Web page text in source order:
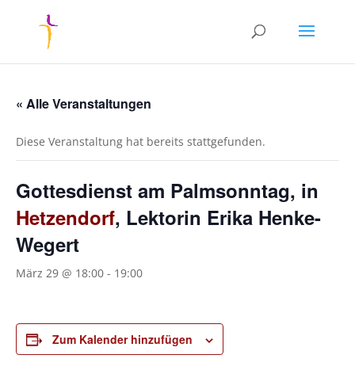
« Alle Veranstaltungen
Diese Veranstaltung hat bereits stattgefunden.
Gottesdienst am Palmsonntag, in
Hetzendorf, Lektorin Erika Henke-
Wegert
März 29 @ 18:00 - 19:00
Zum Kalender hinzufügen